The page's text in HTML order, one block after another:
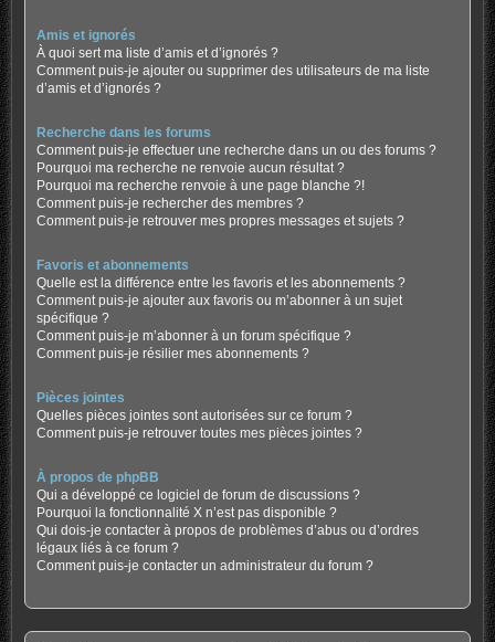
Amis et ignorés
À quoi sert ma liste d’amis et d’ignorés ?
Comment puis-je ajouter ou supprimer des utilisateurs de ma liste
d’amis et d’ignorés ?
Recherche dans les forums
Comment puis-je effectuer une recherche dans un ou des forums ?
Pourquoi ma recherche ne renvoie aucun résultat ?
Pourquoi ma recherche renvoie à une page blanche ?!
Comment puis-je rechercher des membres ?
Comment puis-je retrouver mes propres messages et sujets ?
Favoris et abonnements
Quelle est la différence entre les favoris et les abonnements ?
Comment puis-je ajouter aux favoris ou m’abonner à un sujet
spécifique ?
Comment puis-je m’abonner à un forum spécifique ?
Comment puis-je résilier mes abonnements ?
Pièces jointes
Quelles pièces jointes sont autorisées sur ce forum ?
Comment puis-je retrouver toutes mes pièces jointes ?
À propos de phpBB
Qui a développé ce logiciel de forum de discussions ?
Pourquoi la fonctionnalité X n’est pas disponible ?
Qui dois-je contacter à propos de problèmes d’abus ou d’ordres
légaux liés à ce forum ?
Comment puis-je contacter un administrateur du forum ?